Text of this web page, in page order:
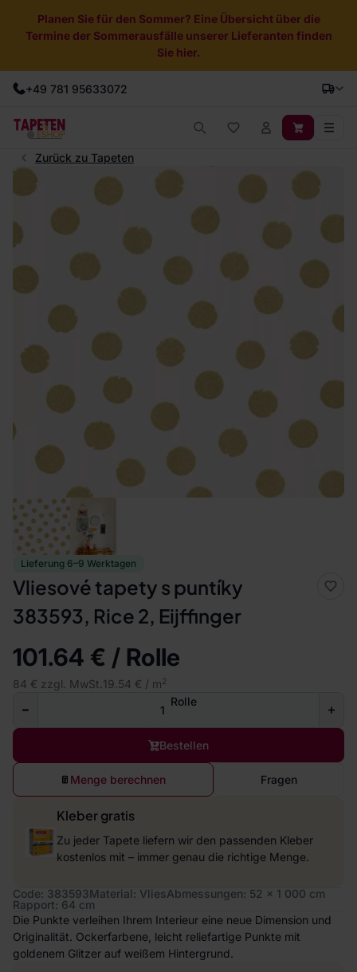
Planen Sie für den Sommer? Eine Übersicht über die
Termine der Sommerausfälle unserer Lieferanten finden
Sie hier.
+49 781 95633072
Zurück zu Tapeten
Lieferung 6–9 Werktagen
Vliesové tapety s puntíky
383593, Rice 2, Eijffinger
101.64 € / Rolle
84 € zzgl. MwSt. 19.54 € / m2
Rolle
Bestellen
Menge berechnen Fragen
Kleber gratis
Zu jeder Tapete liefern wir den passenden Kleber
kostenlos mit – immer genau die richtige Menge.
Code: 383593Material: VliesAbmessungen: 52 x 1 000 cm
Rapport: 64 cm
Die Punkte verleihen Ihrem Interieur eine neue Dimension und
Originalität. Ockerfarbene, leicht reliefartige Punkte mit
goldenem Glitzer auf weißem Hintergrund.